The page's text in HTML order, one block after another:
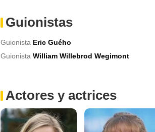
Guionistas
Guionista Eric Guého
Guionista William Willebrod Wegimont
Actores y actrices